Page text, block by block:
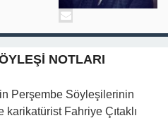
NOTLARI
Perşembe Söyleşilerinin
karikatürist Fahriye Çıtaklı